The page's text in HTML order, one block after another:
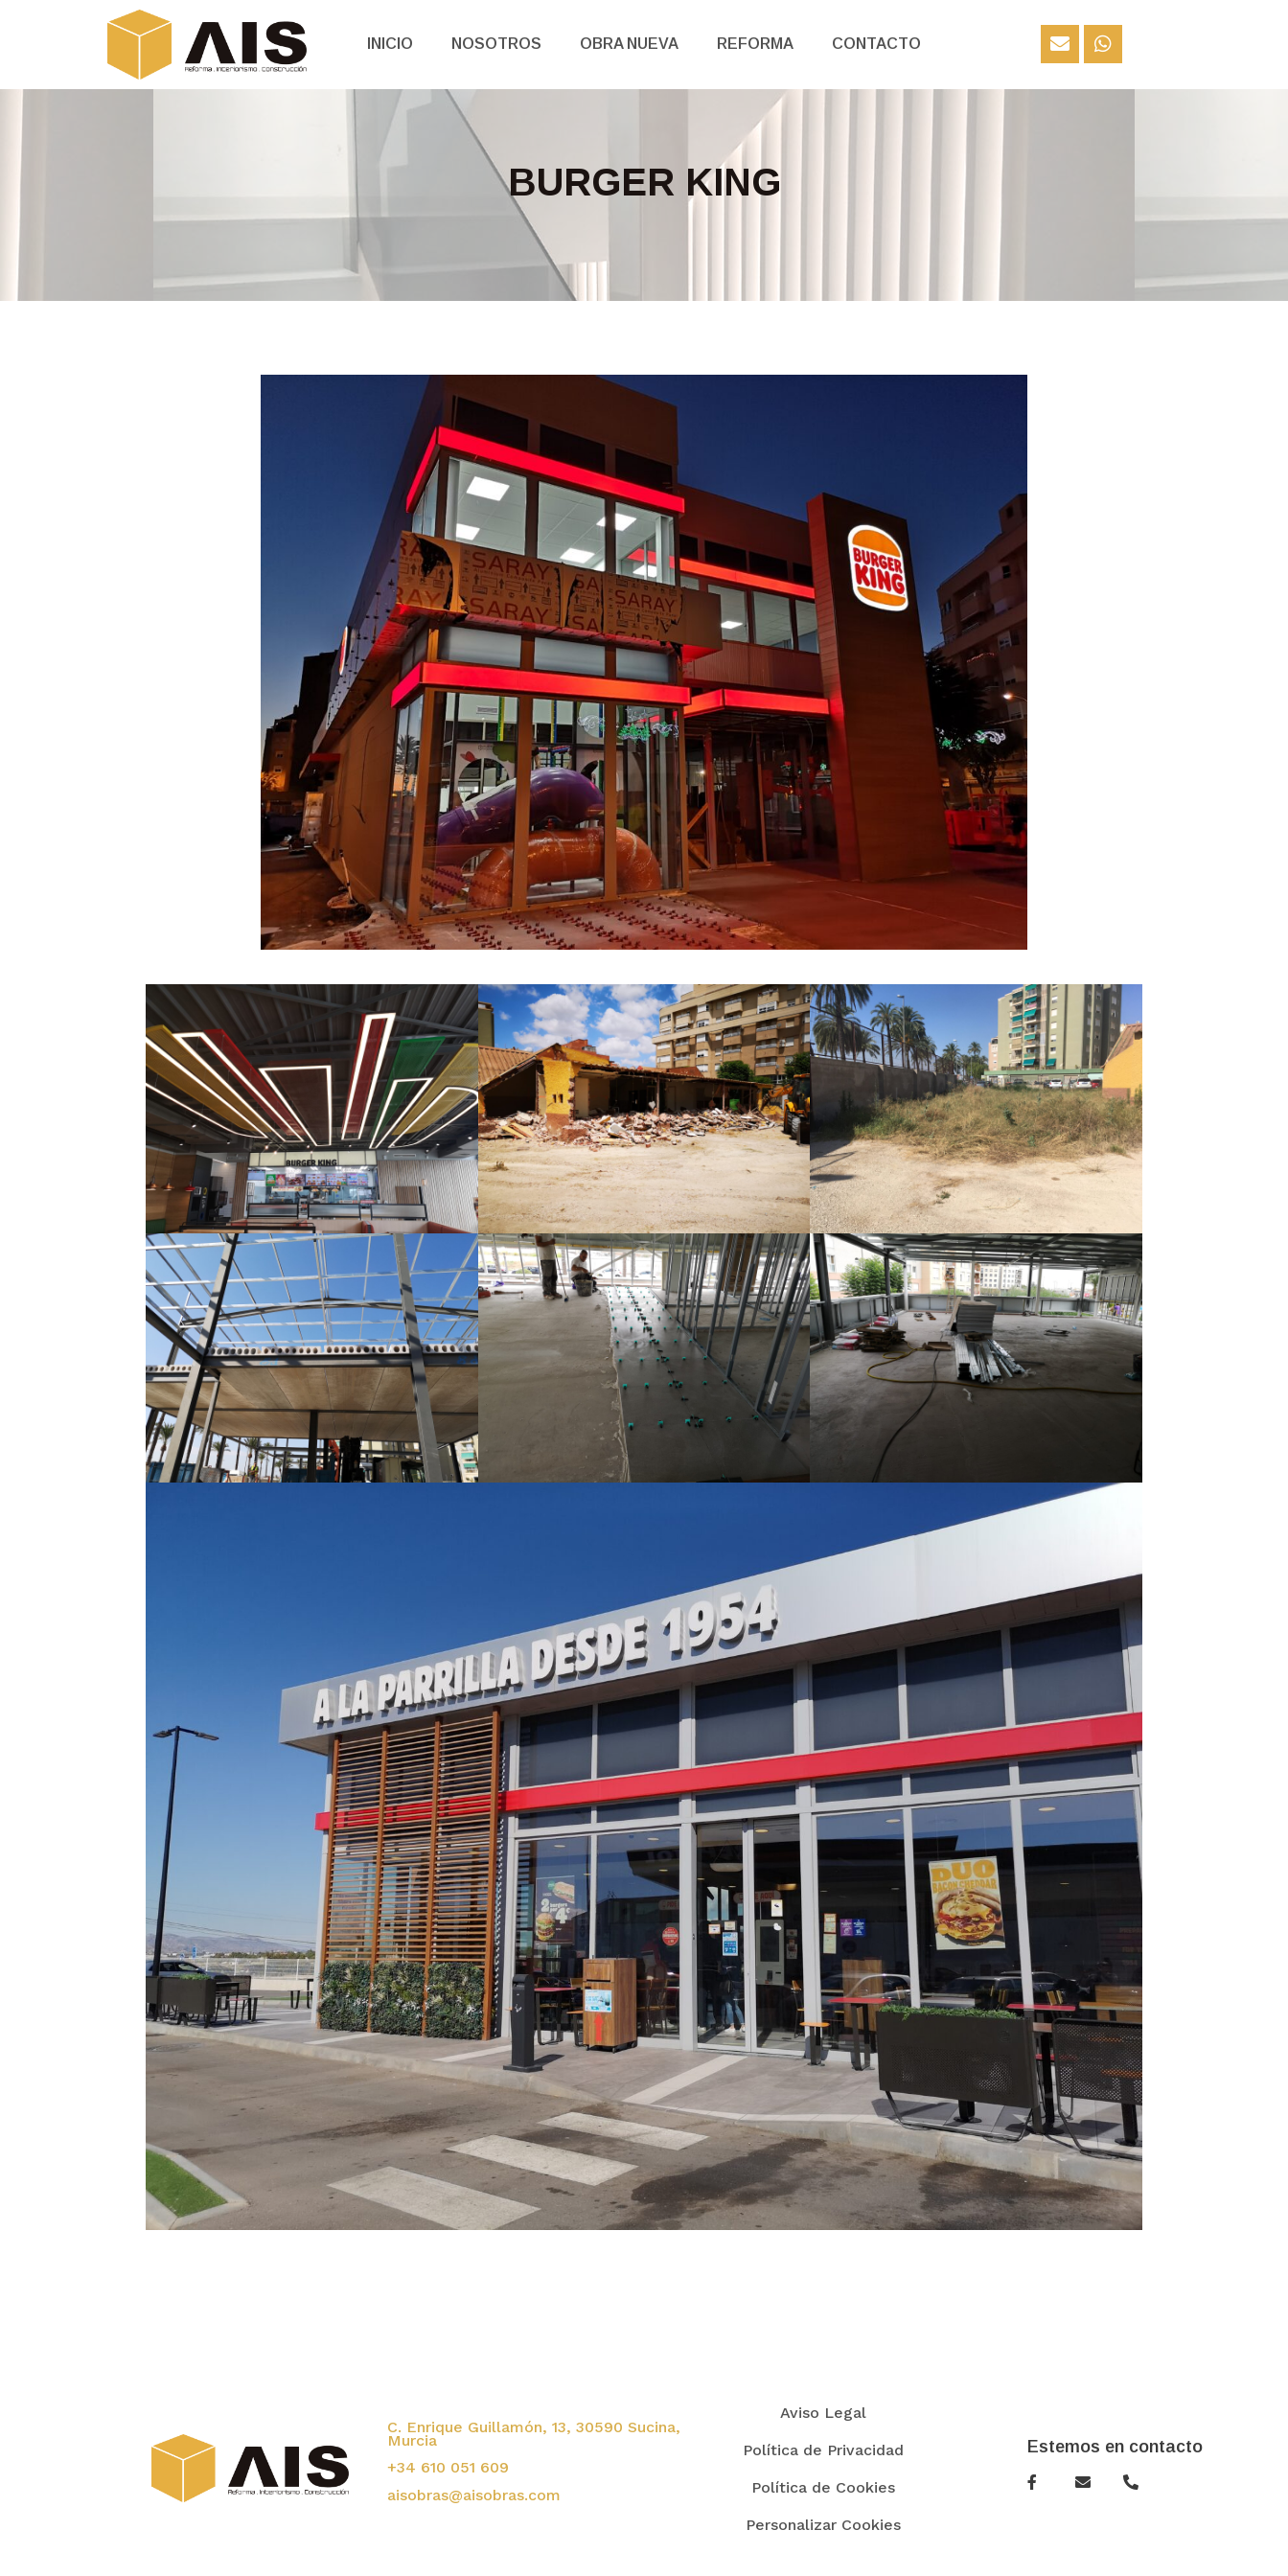
INICIO NOSOTROS OBRA NUEVA REFORMA CONTACTO
BURGER KING
C. Enrique Guillamón, 13, 30590 Sucina,
Murcia
+34 610 051 609
aisobras@aisobras.com
Aviso Legal
Política de Privacidad
Política de Cookies
Personalizar Cookies
Estemos en contacto